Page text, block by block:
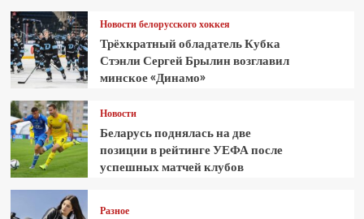
Новости белорусского хоккея
Трёхкратный обладатель Кубка
Стэнли Сергей Брылин возглавил
минское «Динамо»
Новости
Беларусь поднялась на две
позиции в рейтинге УЕФА после
успешных матчей клубов
Разное